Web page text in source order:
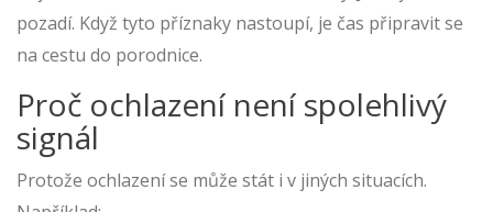
pozadí. Když tyto příznaky nastoupí, je čas připravit se
na cestu do porodnice.
Proč ochlazení není spolehlivý
signál
Protože ochlazení se může stát i v jiných situacích.